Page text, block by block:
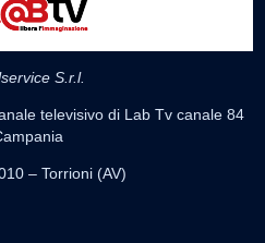
S.r.l.
televisivo di Lab Tv canale 84
– Torrioni (AV)